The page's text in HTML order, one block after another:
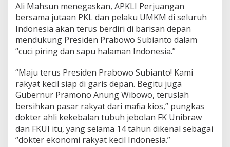
Ali Mahsun menegaskan, APKLI Perjuangan
bersama jutaan PKL dan pelaku UMKM di seluruh
Indonesia akan terus berdiri di barisan depan
mendukung Presiden Prabowo Subianto dalam
“cuci piring dan sapu halaman Indonesia.”
“Maju terus Presiden Prabowo Subianto! Kami
rakyat kecil siap di garis depan. Begitu juga
Gubernur Pramono Anung Wibowo, teruslah
bersihkan pasar rakyat dari mafia kios,” pungkas
dokter ahli kekebalan tubuh jebolan FK Unibraw
dan FKUI itu, yang selama 14 tahun dikenal sebagai
“dokter ekonomi rakyat kecil Indonesia.”